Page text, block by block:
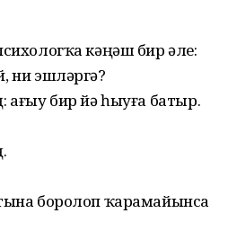
кәңәш бир әле:
ни эшләргә?
бир йә һыуға батыр.
боролоп ҡарамайынса